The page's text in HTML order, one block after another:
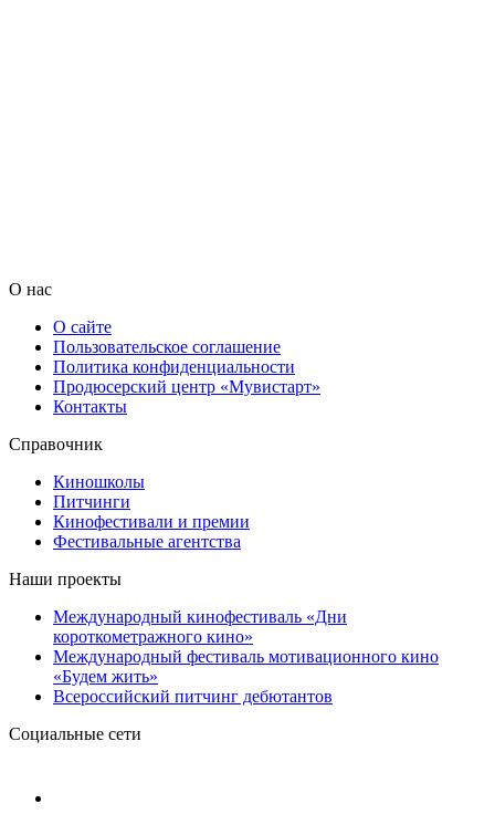
О нас
О сайте
Пользовательское соглашение
Политика конфиденциальности
Продюсерский центр «Мувистарт»
Контакты
Справочник
Киношколы
Питчинги
Кинофестивали и премии
Фестивальные агентства
Наши проекты
Международный кинофестиваль «Дни
короткометражного кино»
Международный фестиваль мотивационного кино
«Будем жить»
Всероссийский питчинг дебютантов
Социальные сети